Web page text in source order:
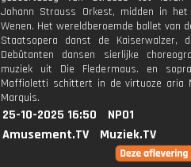
Johann Strauss Orkest, midden in
Wenen. Het wereldberoemde ballet van
Staatsopera danst de Kaiserwalzer,
Debütanten dansen sierlijke
muziek uit Die Fledermaus. en
Maffioletti schittert in de virtuoze aria
Marquis.
25-10-2025 16:50
NPO1
Amusement.TV
Muziek.TV